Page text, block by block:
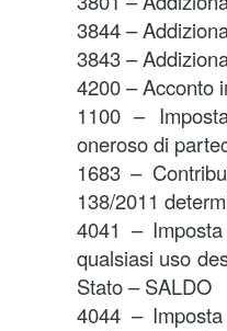
3844 –
3843 –
4200 – Acconto
1100 –
oneroso di
1683 –
138/2011
4041 –
qualsiasi uso
Stato – SALDO
4044 –